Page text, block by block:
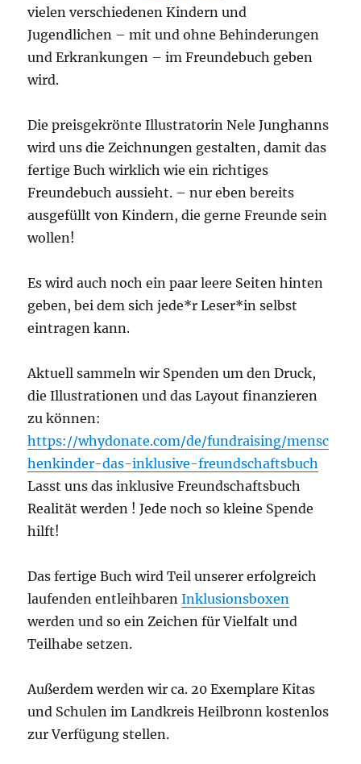
vielen verschiedenen Kindern und
Jugendlichen – mit und ohne Behinderungen
und Erkrankungen – im Freundebuch geben
wird.
Die preisgekrönte Illustratorin Nele Junghanns
wird uns die Zeichnungen gestalten, damit das
fertige Buch wirklich wie ein richtiges
Freundebuch aussieht. – nur eben bereits
ausgefüllt von Kindern, die gerne Freunde sein
wollen!
Es wird auch noch ein paar leere Seiten hinten
geben, bei dem sich jede*r Leser*in selbst
eintragen kann.
Aktuell sammeln wir Spenden um den Druck,
die Illustrationen und das Layout finanzieren
zu können:
https://whydonate.com/de/fundraising/mensc
henkinder-das-inklusive-freundschaftsbuch
Lasst uns das inklusive Freundschaftsbuch
Realität werden ! Jede noch so kleine Spende
hilft!
Das fertige Buch wird Teil unserer erfolgreich
laufenden entleihbarenInklusionsboxen
werden und so ein Zeichen für Vielfalt und
Teilhabe setzen.
Außerdem werden wir ca. 20 Exemplare Kitas
und Schulen im Landkreis Heilbronn kostenlos
zur Verfügung stellen.